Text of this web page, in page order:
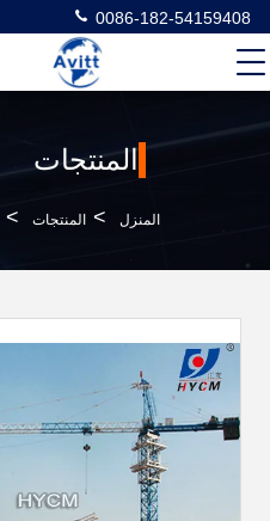
0086-182-54159408
المنتجات
المنزل > المنتجات >